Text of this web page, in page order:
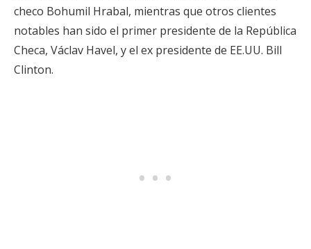
checo Bohumil Hrabal, mientras que otros clientes
notables han sido el primer presidente de la República
Checa, Václav Havel, y el ex presidente de EE.UU. Bill
Clinton.